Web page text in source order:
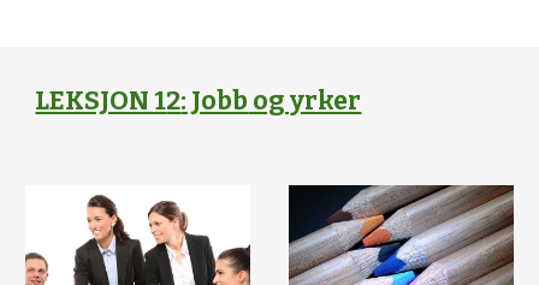
LEKSJON 12: Jobb og yrker